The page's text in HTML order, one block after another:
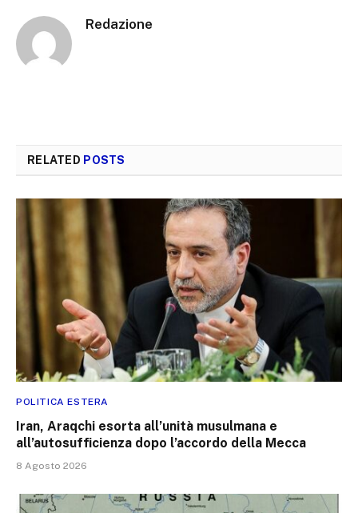
Redazione
RELATED POSTS
POLITICA ESTERA
Iran, Araqchi esorta all’unità musulmana e
all’autosufficienza dopo l’accordo della Mecca
8 Agosto 2026